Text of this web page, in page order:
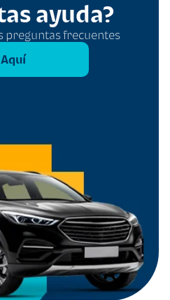
ayuda?
preguntas frecuentes
Aquí